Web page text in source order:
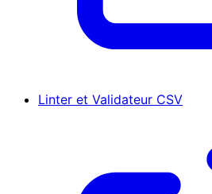
Linter et Validateur CSV